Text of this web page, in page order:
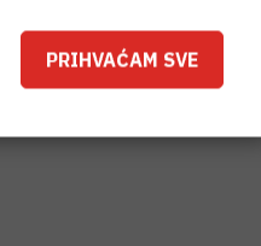
PRIHVAĆAM SVE